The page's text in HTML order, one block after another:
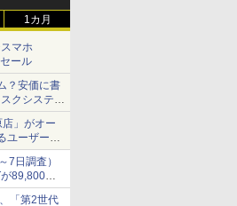
1カ月
マホ
ール
？安価に書
クシステ
」がオー
ユーザーが
7日調査）
89,800
モニターが
「第2世代